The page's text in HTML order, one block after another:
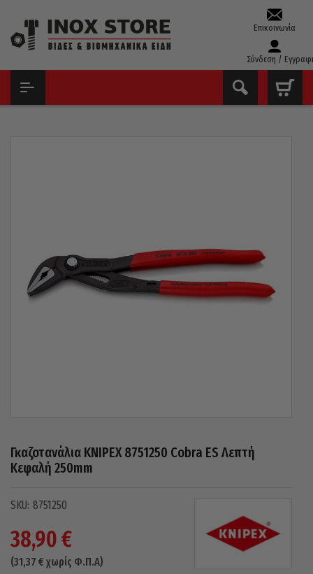
Επικοινωνία
Σύνδεση /
Γκαζοτανάλια KNIPEX 8751250 Cobra ES Λεπτή
Κεφαλή 250mm
8751250
38,90€
(31,37 € χωρίς Φ.Π.Α)